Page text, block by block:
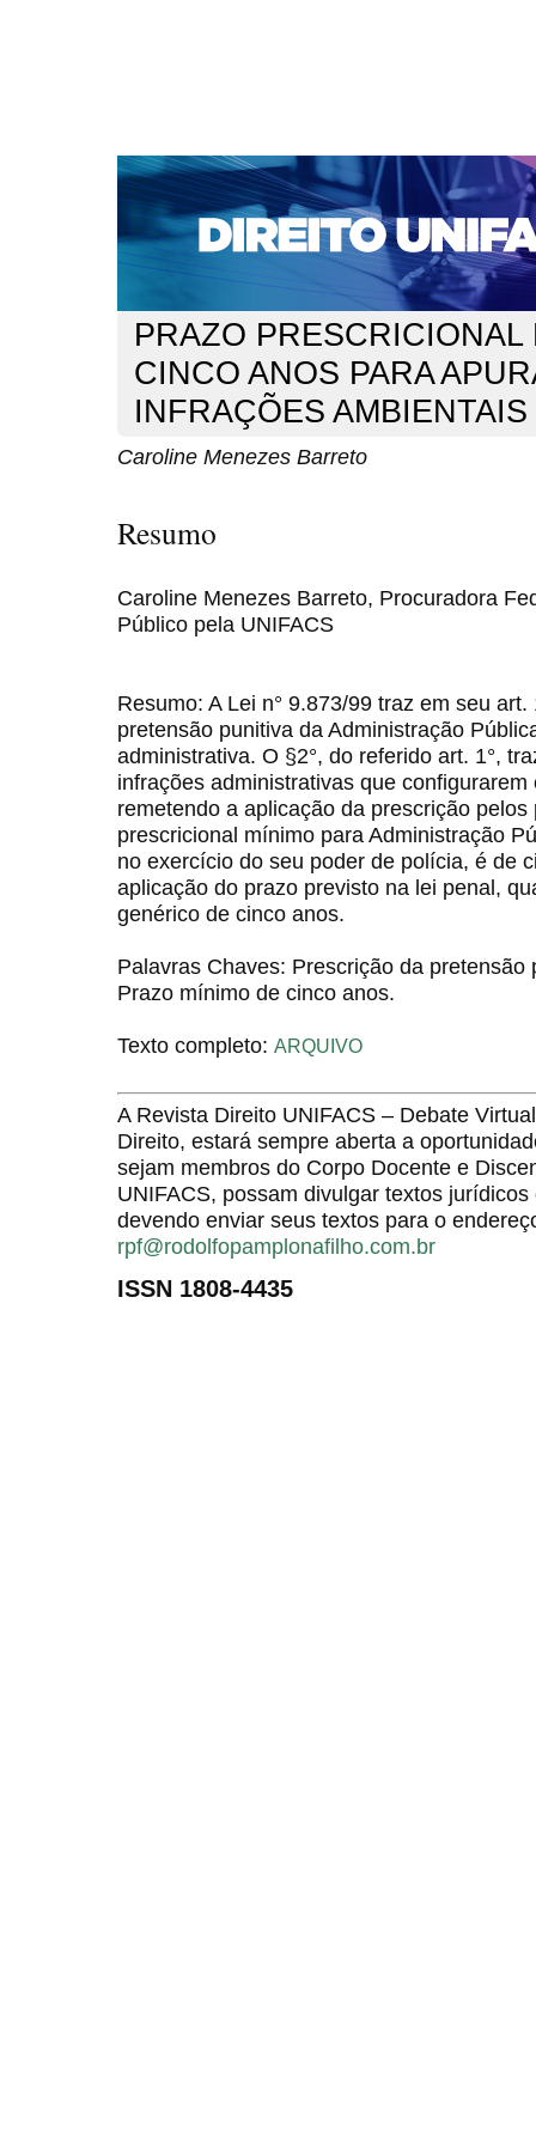
CAPA SOBRE ACESSO CADASTRO
NOTÍCIAS
EDIÇÕES DE Nº 1 A 100 WEBMAIL
Capa>n. 119 (2010) > Barreto
PRAZO PRESCRICIONAL
CINCO ANOS PARA
INFRAÇÕES AMBIENTAIS
Caroline Menezes Barreto
Resumo
Caroline Menezes Barreto, Procuradora
Público pela UNIFACS
Resumo: A Lei n° 9.873/99 traz em seu
pretensão punitiva da Administração
administrativa. O §2°, do referido art. 1°,
infrações administrativas que
remetendo a aplicação da prescrição
prescricional mínimo para Administração
no exercício do seu poder de polícia, é de
aplicação do prazo previsto na lei penal,
genérico de cinco anos.
Palavras Chaves: Prescrição da
Prazo mínimo de cinco anos.
Texto completo: ARQUIVO
A Revista Direito UNIFACS – Debate
Direito, estará sempre aberta a
sejam membros do Corpo Docente e
UNIFACS, possam divulgar textos
devendo enviar seus textos para o
rpf@rodolfopamplonafilho.com.br
ISSN 1808-4435